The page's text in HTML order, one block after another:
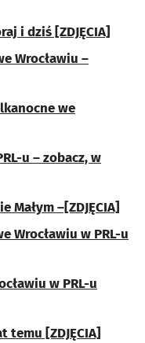
i dziś [ZDJĘCIA]
Wrocławiu –
we
u – zobacz, w
–[ZDJĘCIA]
Wrocławiu w PRL-u
w PRL-u
temu [ZDJĘCIA]